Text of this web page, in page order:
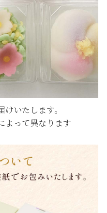
いたします。
よって異なります